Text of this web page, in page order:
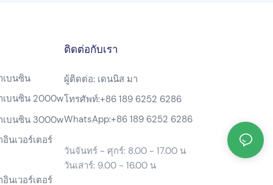
เบนซิน
เบนซิน 2000w
เบนซิน 3000w
นเวอร์เตอร์
นเวอร์เตอร์
ติดต่อกับเรา
ผู้ติดต่อ: เดนนิส มา
โทรศัพท์:+86 189 6252 6286
WhatsApp:+86 189 6252 6286
วันจันทร์ - ศุกร์: 8.00 - 17.00 น
วันเสาร์: 9.00 - 16.00 น